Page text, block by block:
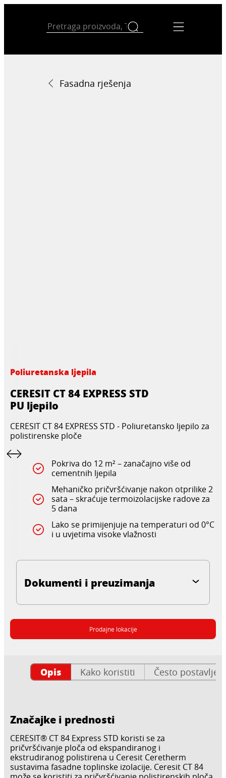
Fasadna rješenja
Poliuretanska ljepila
CERESIT CT 84 EXPRESS STD
PU ljepilo
CERESIT CT 84 EXPRESS STD - Poliuretansko ljepilo za
polistirenske ploče
Pokriva do 12 m² – zanačajno više od
cementnih ljepila
Mehaničko pričvršćivanje nakon otprilike 2
sata – skraćuje termoizolacijske radove za
5 dana
Lako se primijenjuje na temperaturi od 0°C
i u uvjetima visoke vlažnosti
Dokumenti i preuzimanja
Prodajne lokacije
Opis Kako koristiti Često
Značajke i prednosti
CERESIT® CT 84 Express STD koristi se za
pričvršćivanje ploča od ekspandiranog i
ekstrudiranog polistirena u Ceresit Ceretherm
sustavima fasadne toplinske izolacije. Ceresit CT 84